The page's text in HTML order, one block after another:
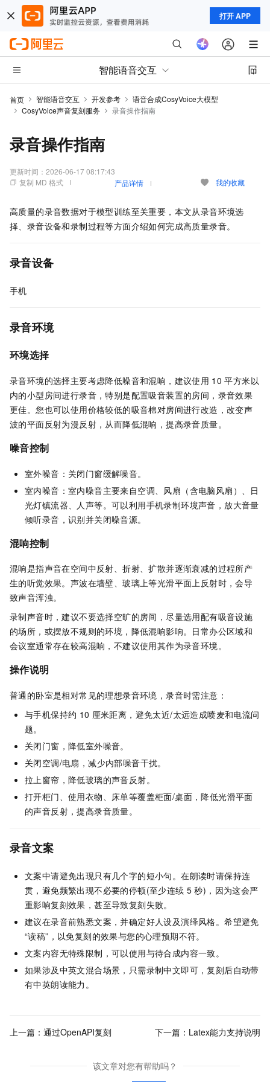
打开 APP
智能语音交互
首页 智能语音交互 开发参考
语音合成CosyVoice大模型
CosyVoice声音复刻服务
录音操作指南
录音操作指南
更新时间： 2026-06-17 08:17:43
复制 MD 格式
产品详情 我的收藏
高质量的录音数据对于模型训练至关重要，本文从录音环境选
择、录音设备和录制过程等方面介绍如何完成高质量录音。
录音设备
手机
录音环境
环境选择
录音环境的选择主要考虑降低噪音和混响 ， 建议使用 10 平方米以
内的小型房间进行录音，特别是配置吸音装置的房间，录音效果
更佳。您也可以使用价格较低的吸音棉对房间进行改造，改变声
波的平面反射为漫反射，从而降低混响，提高录音质量。
噪音控制
室外噪音：关闭门窗缓解噪音。
室内噪音：室内噪音主要来自空调、风扇（含电脑风扇）、日
光灯镇流器、人声等。可以利用手机录制环境声音 ，放大音量
倾听录音，识别并关闭噪音源。
混响控制
混响是指声音在空间中反射、折射、扩散并逐渐衰减的过程所产
生的听觉效果。 声波在墙壁、玻璃上等光滑平面上反射时，会导
致声音浑浊。
录制声音时，建议不要选择空旷的房间，尽量选用配有吸音设施
的场所，或摆放不规则的环境，降低混响影响。日常办公区域和
会议室通常存在较高混响，不建议使用其作为录音环境。
操作说明
普通的卧室是相对常见的理想录音环境，录音时需注意：
与手机保持约 10 厘米距离，避免太近/太远造成喷麦和电流问
题。
关闭门窗，降低室外噪音。
关闭空调/电扇，减少内部噪音干扰。
拉上窗帘，降低玻璃的声音反射。
打开柜门、使用衣物、床单等覆盖柜面/桌面，降低光滑平面
的声音反射，提高录音质量。
录音文案
文案中请避免出现只有几个字的短小句。在朗读时请保持连
贯，避免频繁出现不必要的停顿(至少连续 5 秒)，因为这会严
重影响复刻效果，甚至导致复刻失败。
建议在录音前熟悉文案，并确定好人设及演绎风格。希望避免
“读稿”，以免复刻的效果与您的心理预期不符。
文案内容无特殊限制，可以使用与待合成内容一致。
如果涉及中英文混合场景，只需录制中文即可，复刻后自动带
有中英朗读能力。
上一篇： 通过OpenAPI复刻 下一篇： Latex能力支持说明
该文章对您有帮助吗？